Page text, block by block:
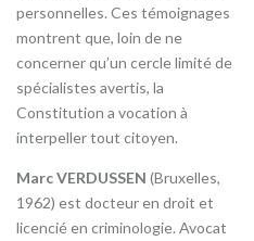
personnelles. Ces témoignages
montrent que, loin de ne
concerner qu’un cercle limité de
spécialistes avertis, la
Constitution a vocation à
interpeller tout citoyen.
Marc VERDUSSEN (Bruxelles,
1962) est docteur en droit et
licencié en criminologie. Avocat